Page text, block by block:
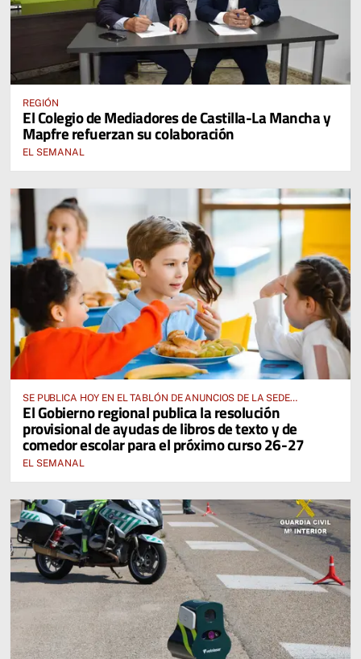
REGIÓN
El Colegio de Mediadores de Castilla-La Mancha y
Mapfre refuerzan su colaboración
EL SEMANAL
SE PUBLICA HOY EN EL TABLÓN DE ANUNCIOS DE LA SEDE
ELECTRÓNICA DE LA JUNTA DE COMUNIDADES Y EN EL PORTAL DE
EDUCACIÓN DE CASTILLA-LA MANCHA
El Gobierno regional publica la resolución
provisional de ayudas de libros de texto y de
comedor escolar para el próximo curso 26-27
EL SEMANAL